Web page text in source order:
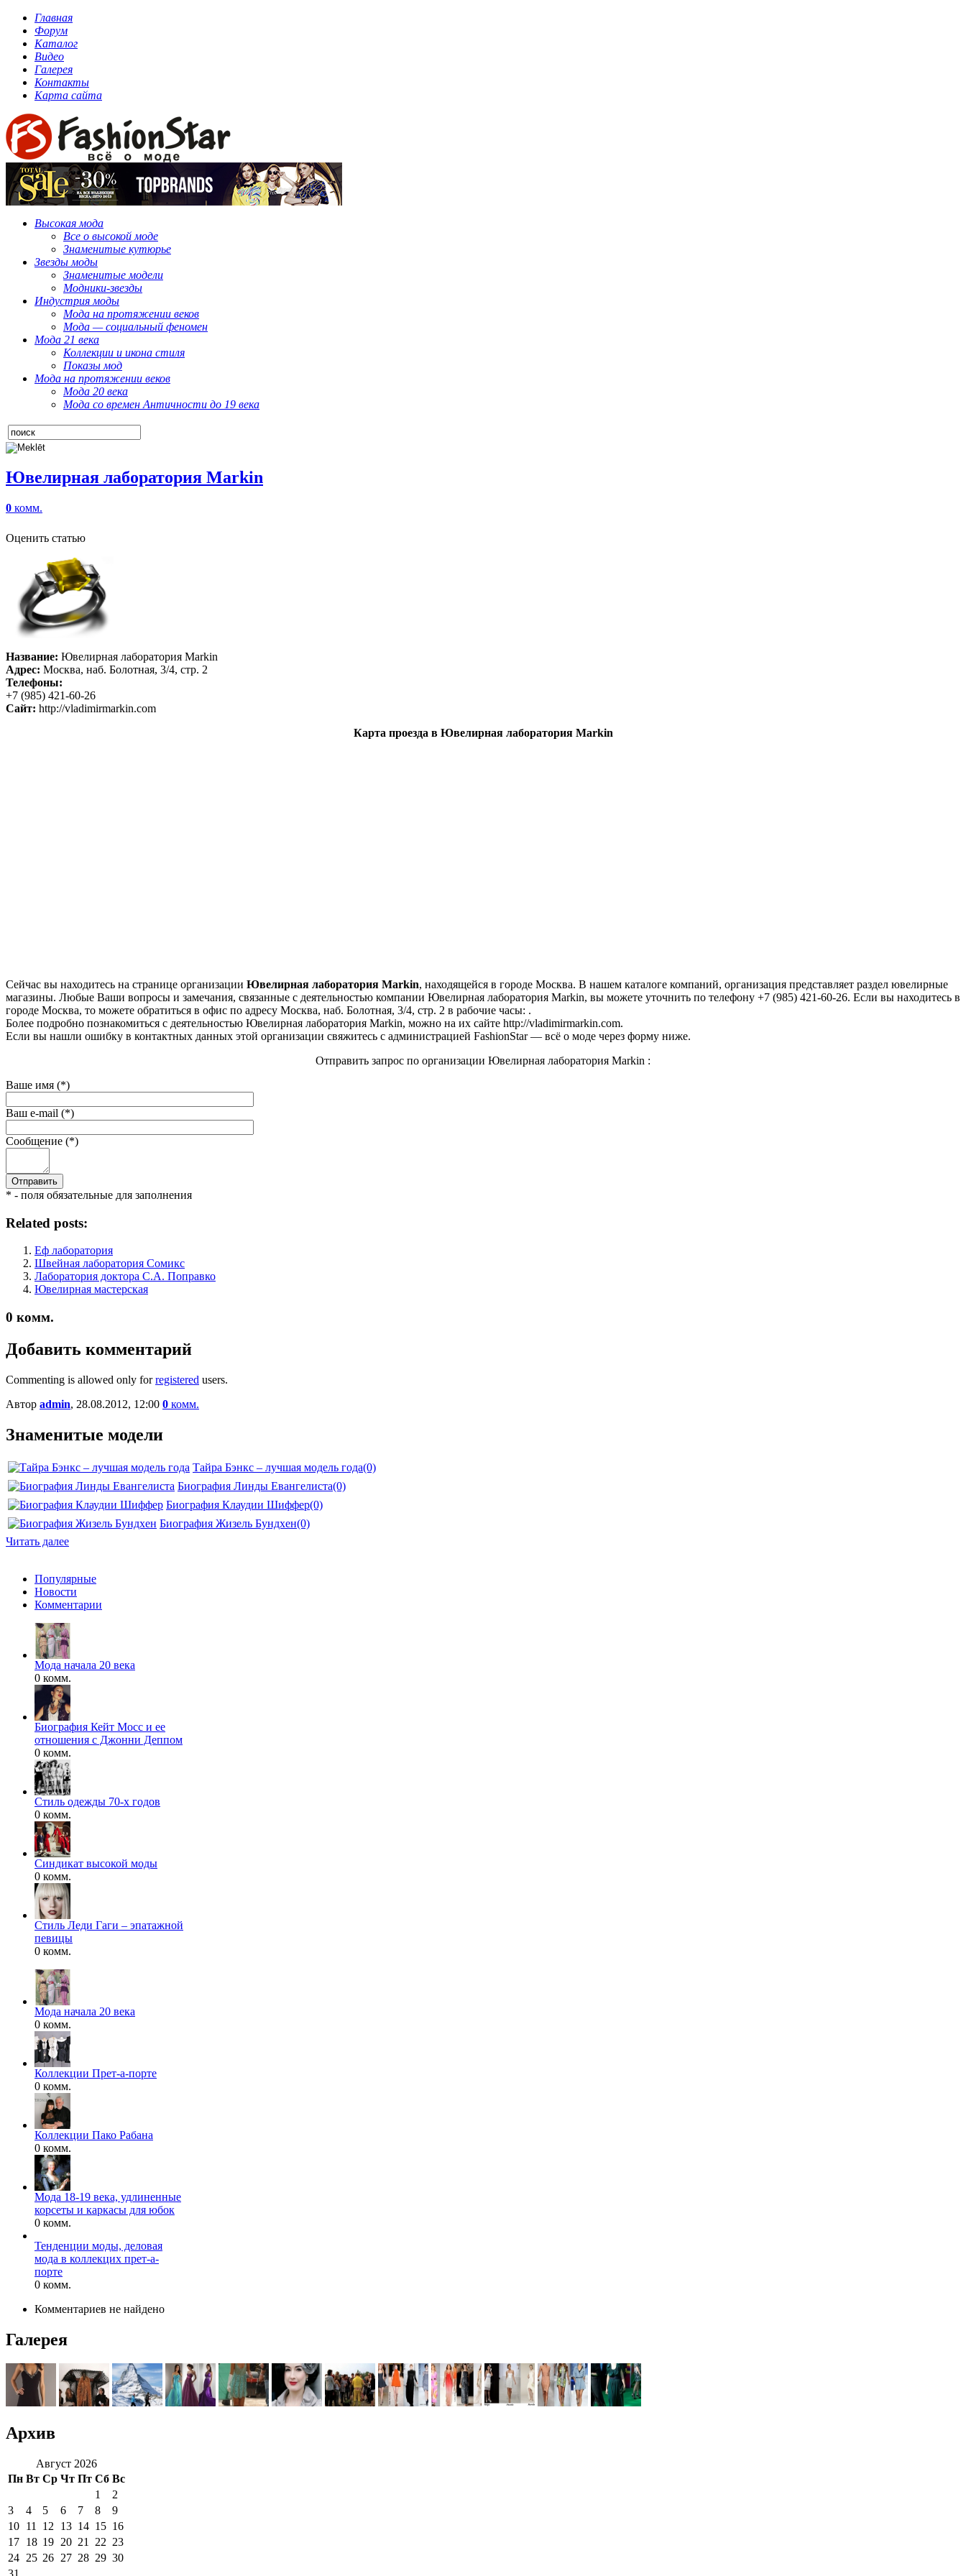
Главная
Форум
Каталог
Видео
Галерея
Контакты
Карта сайта
Высокая мода
Все о высокой моде
Знаменитые кутюрье
Звезды моды
Знаменитые модели
Модники-звезды
Индустрия моды
Мода на протяжении веков
Мода — социальный феномен
Мода 21 века
Коллекции и икона стиля
Показы мод
Мода на протяжении веков
Мода 20 века
Мода со времен Античности до 19 века
Ювелирная лаборатория Markin
0 комм.
Оценить статью
Название: Ювелирная лаборатория Markin
Адрес: Москва, наб. Болотная, 3/4, стр. 2
Телефоны:
+7 (985) 421-60-26
Сайт: http://vladimirmarkin.com
Карта проезда в Ювелирная лаборатория Markin
Сейчас вы находитесь на странице организации Ювелирная лаборатория Markin, находящейся в городе Москва. В нашем каталоге компаний, организация представляет раздел ювелирные
магазины. Любые Ваши вопросы и замечания, связанные с деятельностью компании Ювелирная лаборатория Markin, вы можете уточнить по телефону +7 (985) 421-60-26. Если вы находитесь в
городе Москва, то можете обратиться в офис по адресу Москва, наб. Болотная, 3/4, стр. 2 в рабочие часы: .
Более подробно познакомиться с деятельностью Ювелирная лаборатория Markin, можно на их сайте http://vladimirmarkin.com.
Если вы нашли ошибку в контактных данных этой организации свяжитесь с администрацией FashionStar — всё о моде через форму ниже.
Отправить запрос по организации Ювелирная лаборатория Markin :
Ваше имя (*)
Ваш e-mail (*)
Сообщение (*)
* - поля обязательные для заполнения
Related posts:
Еф лаборатория
Швейная лаборатория Сомикс
Лаборатория доктора С.А. Поправко
Ювелирная мастерская
0 комм.
Добавить комментарий
Commenting is allowed only forregistered users.
Автор admin, 28.08.2012, 12:00 0 комм.
Знаменитые модели
Тайра Бэнкс – лучшая модель года(0)
Биография Линды Евангелиста(0)
Биография Клаудии Шиффер(0)
Биография Жизель Бундхен(0)
Читать далее
Популярные
Новости
Комментарии
Мода начала 20 века
0 комм.
Биография Кейт Мосс и ее
отношения с Джонни Деппом
0 комм.
Стиль одежды 70-х годов
0 комм.
Синдикат высокой моды
0 комм.
Стиль Леди Гаги – эпатажной
певицы
0 комм.
Мода начала 20 века
0 комм.
Коллекции Прет-а-порте
0 комм.
Коллекции Пако Рабана
0 комм.
Мода 18-19 века, удлиненные
корсеты и каркасы для юбок
0 комм.
Тенденции моды, деловая
мода в коллекцих прет-а-
порте
0 комм.
Комментариев не найдено
Галерея
Архив
Август 2026
Пн Вт Ср Чт Пт Сб Вс
1
2
3
4 5 6 7 8
9
10 11 12 13 14 15 16
17 18 19 20 21 22 23
24 25 26 27 28 29 30